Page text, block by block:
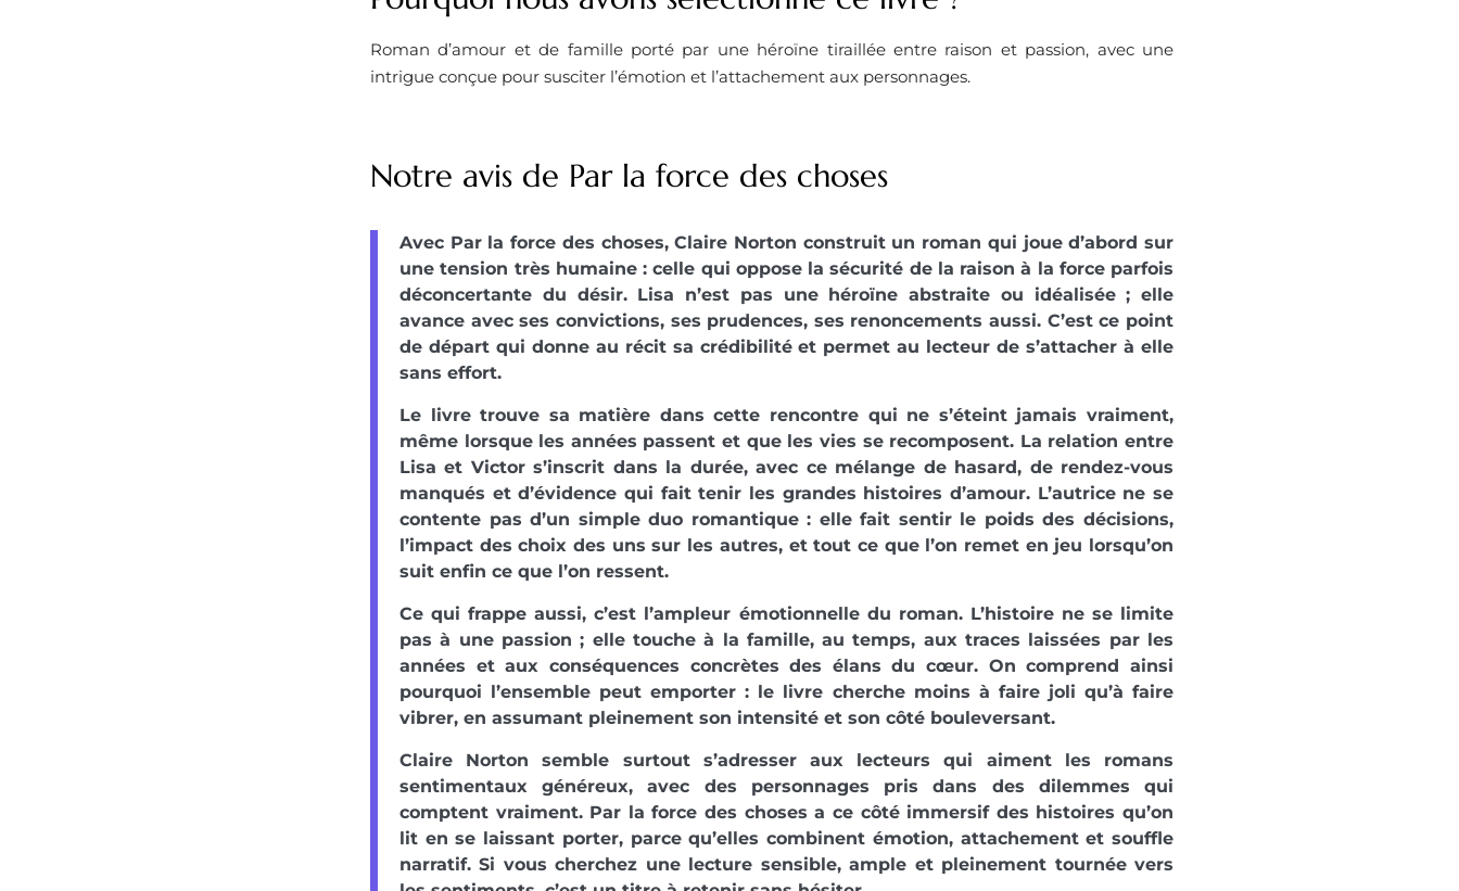
Roman d’amour et de famille porté par une héroïne tiraillée entre raison et passion, avec une
intrigue conçue pour susciter l’émotion et l’attachement aux personnages.
Notre avis de Par la force des choses
Avec Par la force des choses, Claire Norton construit un roman qui joue d’abord sur
une tension très humaine : celle qui oppose la sécurité de la raison à la force parfois
déconcertante du désir. Lisa n’est pas une héroïne abstraite ou idéalisée ; elle
avance avec ses convictions, ses prudences, ses renoncements aussi. C’est ce point
de départ qui donne au récit sa crédibilité et permet au lecteur de s’attacher à elle
sans effort.
Le livre trouve sa matière dans cette rencontre qui ne s’éteint jamais vraiment,
même lorsque les années passent et que les vies se recomposent. La relation entre
Lisa et Victor s’inscrit dans la durée, avec ce mélange de hasard, de rendez-vous
manqués et d’évidence qui fait tenir les grandes histoires d’amour. L’autrice ne se
contente pas d’un simple duo romantique : elle fait sentir le poids des décisions,
l’impact des choix des uns sur les autres, et tout ce que l’on remet en jeu lorsqu’on
suit enfin ce que l’on ressent.
Ce qui frappe aussi, c’est l’ampleur émotionnelle du roman. L’histoire ne se limite
pas à une passion ; elle touche à la famille, au temps, aux traces laissées par les
années et aux conséquences concrètes des élans du cœur. On comprend ainsi
pourquoi l’ensemble peut emporter : le livre cherche moins à faire joli qu’à faire
vibrer, en assumant pleinement son intensité et son côté bouleversant.
Claire Norton semble surtout s’adresser aux lecteurs qui aiment les romans
sentimentaux généreux, avec des personnages pris dans des dilemmes qui
comptent vraiment. Par la force des choses a ce côté immersif des histoires qu’on
lit en se laissant porter, parce qu’elles combinent émotion, attachement et souffle
narratif. Si vous cherchez une lecture sensible, ample et pleinement tournée vers